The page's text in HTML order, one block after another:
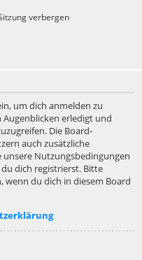
verbergen
um dich anmelden zu
Augenblicken erledigt und
Die Board-
auch zusätzliche
unsere Nutzungsbedingungen
dich registrierst. Bitte
wenn du dich in diesem Board